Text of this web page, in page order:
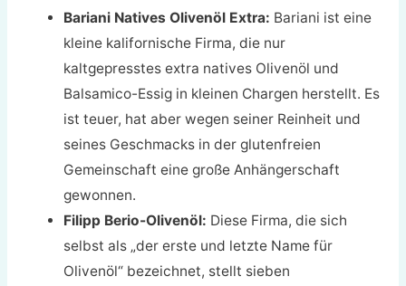
Bariani Natives Olivenöl Extra: Bariani ist eine
kleine kalifornische Firma, die nur
kaltgepresstes extra natives Olivenöl und
Balsamico-Essig in kleinen Chargen herstellt. Es
ist teuer, hat aber wegen seiner Reinheit und
seines Geschmacks in der glutenfreien
Gemeinschaft eine große Anhängerschaft
gewonnen.
Filipp Berio-Olivenöl: Diese Firma, die sich
selbst als „der erste und letzte Name für
Olivenöl“ bezeichnet, stellt sieben